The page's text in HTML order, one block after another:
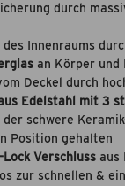
durch
Innenraums
an Körper und
Deckel durch
Edelstahl mit 3
schwere
Position gehalten
Lock Verschluss aus
zur schnellen &